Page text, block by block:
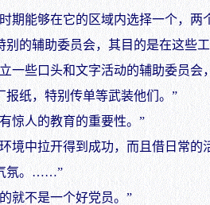
能够在它的区域内选择一个，两
的辅助委员会，其目的是在这些
些口头和文字活动的辅助委员会
纸，特别传单等武装他们。”
惊人的教育的重要性。”
中拉开得到成功，而且借日常的
氛。……”
就不是一个好党员。”